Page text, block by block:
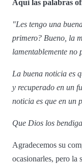
Aquí las palabras
"Les tengo una
primero? Bueno, la
lamentablemente no
La buena noticia es
y recuperado en un
noticia es que en un
Que Dios los
Agradecemos su
ocasionarles, pero la